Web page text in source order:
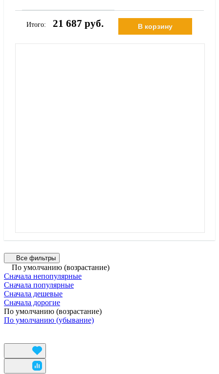
Итого: 21 687
Все фильтры
По умолчанию (возрастание)
Сначала непопулярные
Сначала популярные
Сначала дешевые
Сначала дорогие
По умолчанию (возрастание)
По умолчанию (убывание)